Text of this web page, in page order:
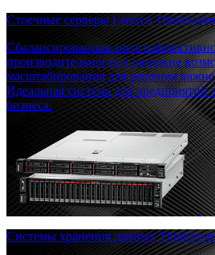
Стоечные серверы Lenovo
Сбалансированная
производительность и широкие
масштабирования для решения
Идеальная система для предприятий
бизнеса.
Системы хранения данных